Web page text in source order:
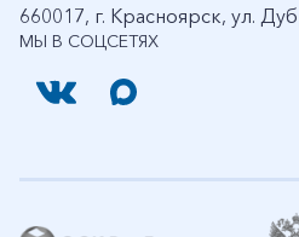
МЫ В СОЦСЕТЯХ
660017, г. Красноярск, ул.